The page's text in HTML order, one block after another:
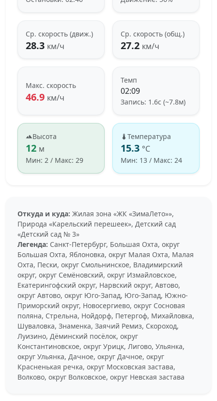
Ср. скорость (движ.)
28.3 км/ч
Ср. скорость (общ.)
27.2 км/ч
Макс. скорость
46.9 км/ч
Темп
02:09
Запись: 1.6с (~7.8м)
Высота
12 м
Мин: 2 / Макс: 29
Температура
15.3 °C
Мин: 13 / Макс: 24
Откуда и куда: Жилая зона «ЖК «ЗимаЛето»»,
Природа «Карельский перешеек», Детский сад
«Детский сад № 3»
Легенда: Санкт-Петербург, Большая Охта, округ
Большая Охта, Яблоновка, округ Малая Охта, Малая
Охта, Пески, округ Смольнинское, Владимирский
округ, округ Семёновский, округ Измайловское,
Екатерингофский округ, Нарвский округ, Автово,
округ Автово, округ Юго-Запад, Юго-Запад, Южно-
Приморский округ, Новосергиево, округ Сосновая
поляна, Стрельна, Нойдорф, Петергоф, Михайловка,
Шуваловка, Знаменка, Заячий Ремиз, Скороход,
Луизино, Дёминский посёлок, округ
Константиновское, округ Урицк, Лигово, Ульянка,
округ Ульянка, Дачное, округ Дачное, округ
Красненькая речка, округ Московская застава,
Волково, округ Волковское, округ Невская застава